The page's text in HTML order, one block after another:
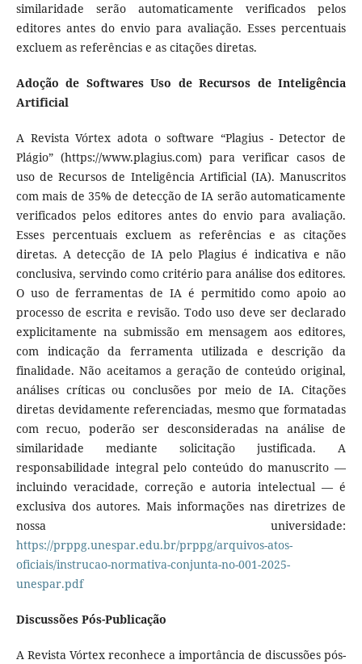
similaridade serão automaticamente verificados pelos
editores antes do envio para avaliação. Esses percentuais
excluem as referências e as citações diretas.
Adoção de Softwares Uso de Recursos de Inteligência
Artificial
A Revista Vórtex adota o software “Plagius - Detector de
Plágio” (https://www.plagius.com) para verificar casos de
uso de Recursos de Inteligência Artificial (IA). Manuscritos
com mais de 35% de detecção de IA serão automaticamente
verificados pelos editores antes do envio para avaliação.
Esses percentuais excluem as referências e as citações
diretas. A detecção de IA pelo Plagius é indicativa e não
conclusiva, servindo como critério para análise dos editores.
O uso de ferramentas de IA é permitido como apoio ao
processo de escrita e revisão. Todo uso deve ser declarado
explicitamente na submissão em mensagem aos editores,
com indicação da ferramenta utilizada e descrição da
finalidade. Não aceitamos a geração de conteúdo original,
análises críticas ou conclusões por meio de IA. Citações
diretas devidamente referenciadas, mesmo que formatadas
com recuo, poderão ser desconsideradas na análise de
similaridade mediante solicitação justificada. A
responsabilidade integral pelo conteúdo do manuscrito —
incluindo veracidade, correção e autoria intelectual — é
exclusiva dos autores. Mais informações nas diretrizes de
nossa universidade:
https://prppg.unespar.edu.br/prppg/arquivos-atos-
oficiais/instrucao-normativa-conjunta-no-001-2025-
unespar.pdf
Discussões Pós-Publicação
A Revista Vórtex reconhece a importância de discussões pós-